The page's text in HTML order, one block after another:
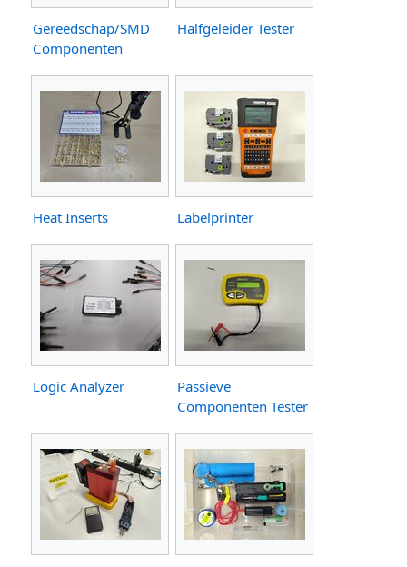
Gereedschap/SMD
Componenten
Halfgeleider Tester
Heat Inserts Labelprinter
Logic Analyzer
Passieve
Componenten Tester